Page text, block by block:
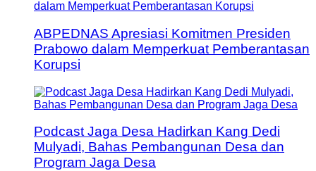
ABPEDNAS Apresiasi Komitmen Presiden
Prabowo dalam Memperkuat Pemberantasan
Korupsi
Podcast Jaga Desa Hadirkan Kang Dedi
Mulyadi, Bahas Pembangunan Desa dan
Program Jaga Desa